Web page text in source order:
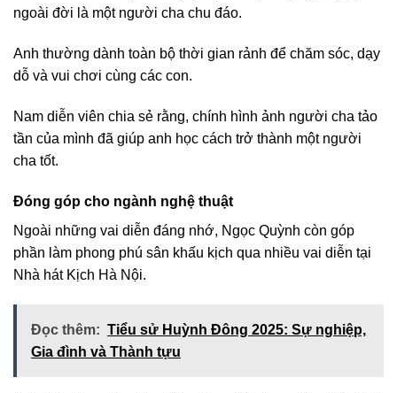
ngoài đời là một người cha chu đáo.
Anh thường dành toàn bộ thời gian rảnh để chăm sóc, dạy
dỗ và vui chơi cùng các con.
Nam diễn viên chia sẻ rằng, chính hình ảnh người cha tảo
tần của mình đã giúp anh học cách trở thành một người
cha tốt.
Đóng góp cho ngành nghệ thuật
Ngoài những vai diễn đáng nhớ, Ngọc Quỳnh còn góp
phần làm phong phú sân khấu kịch qua nhiều vai diễn tại
Nhà hát Kịch Hà Nội.
Đọc thêm: Tiểu sử Huỳnh Đông 2025: Sự nghiệp,
Gia đình và Thành tựu